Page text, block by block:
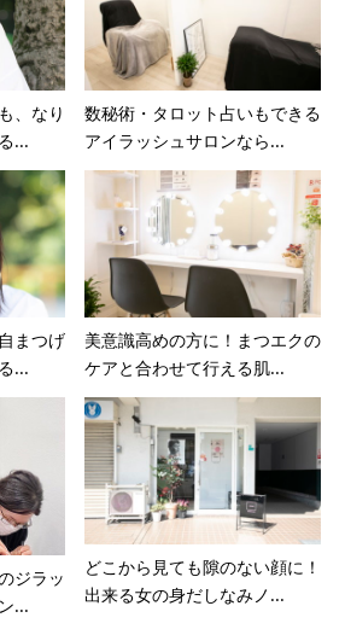
、なり
...
数秘術・タロット占いもできる
アイラッシュサロンなら...
まつげ
...
美意識高めの方に！まつエクの
ケアと合わせて行える肌...
ジラッ
...
どこから見ても隙のない顔に！
出来る女の身だしなみノ...